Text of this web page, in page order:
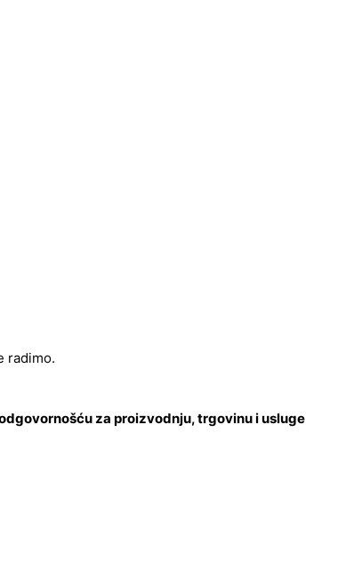
radimo.
za proizvodnju, trgovinu i usluge